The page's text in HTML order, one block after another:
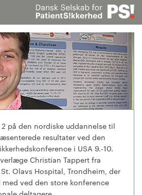
Søg
på den nordiske uddannelse til
resultater ved den
i USA 9.-10.
Christian Tappert fra
Olavs Hospital, Trondheim, der
ved den store konference